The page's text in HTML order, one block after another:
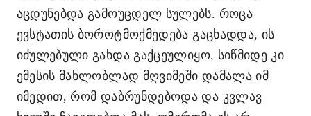
აცდუნებდა გამოუცდელ სულებს. როცა
ევსტათის ბოროტმოქმედება გაცხადდა, ის
იძულებული გახდა გაქცეულიყო, სიწმიდე კი
ემესის მახლობლად მღვიმეში დამალა იმ
იმედით, რომ დაბრუნდებოდა და კვლავ